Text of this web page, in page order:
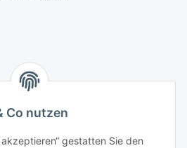
Co nutzen
gestatten Sie den